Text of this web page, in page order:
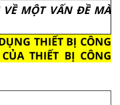
MỘT VẤN ĐỀ MÀ
THIẾT BỊ CÔNG
THIẾT BỊ CÔNG